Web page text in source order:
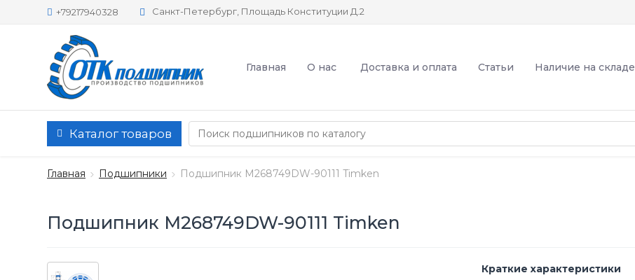
+79217940328 Санкт-Петербург, Площадь Конституции Д.2
Главная О нас Доставка и оплата Статьи Наличие на складе
Каталог товаров
Главная Подшипники Подшипник M268749DW-90111 Timken
Подшипник M268749DW-90111 Timken
Краткие характеристики